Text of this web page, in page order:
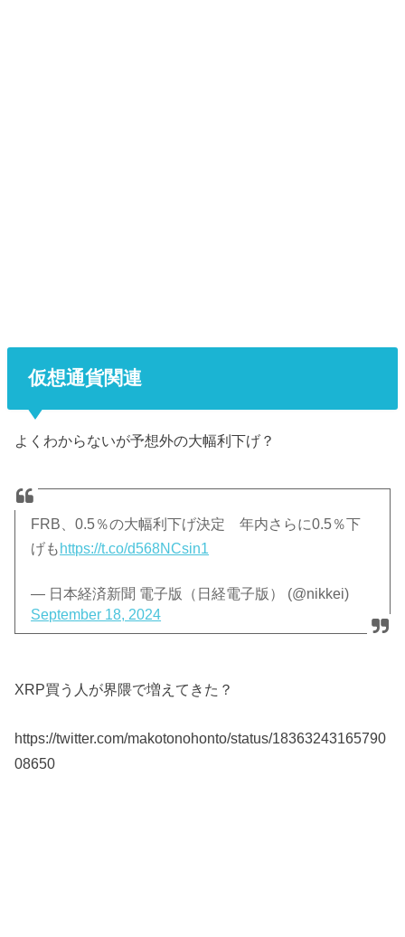
仮想通貨関連
よくわからないが予想外の大幅利下げ？
FRB、0.5％の大幅利下げ決定 年内さらに0.5％下
げも https://t.co/d568NCsin1
— 日本経済新聞 電子版（日経電子版） (@nikkei)
September 18, 2024
XRP買う人が界隈で増えてきた？
https://twitter.com/makotonohonto/status/18363243165790
08650